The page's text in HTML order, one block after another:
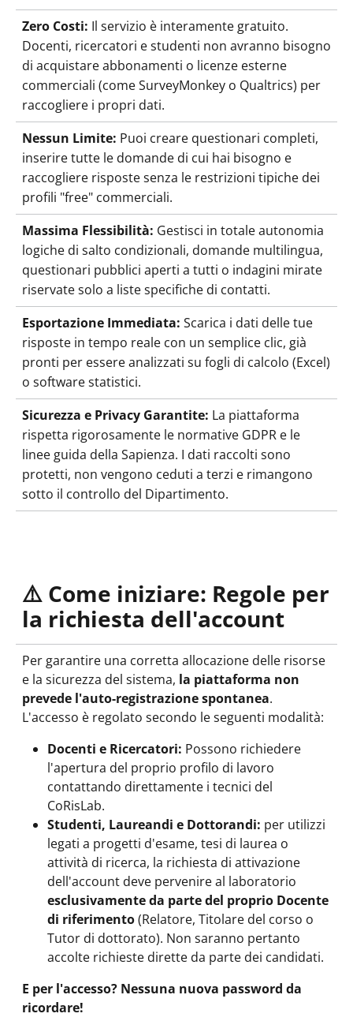
Zero Costi: Il servizio è interamente gratuito.
Docenti, ricercatori e studenti non avranno bisogno
di acquistare abbonamenti o licenze esterne
commerciali (come SurveyMonkey o Qualtrics) per
raccogliere i propri dati.
Nessun Limite: Puoi creare questionari completi,
inserire tutte le domande di cui hai bisogno e
raccogliere risposte senza le restrizioni tipiche dei
profili "free" commerciali.
Massima Flessibilità: Gestisci in totale autonomia
logiche di salto condizionali, domande multilingua,
questionari pubblici aperti a tutti o indagini mirate
riservate solo a liste specifiche di contatti.
Esportazione Immediata: Scarica i dati delle tue
risposte in tempo reale con un semplice clic, già
pronti per essere analizzati su fogli di calcolo (Excel)
o software statistici.
Sicurezza e Privacy Garantite: La piattaforma
rispetta rigorosamente le normative GDPR e le
linee guida della Sapienza. I dati raccolti sono
protetti, non vengono ceduti a terzi e rimangono
sotto il controllo del Dipartimento.
⚠️ Come iniziare: Regole per
la richiesta dell'account
Per garantire una corretta allocazione delle risorse
e la sicurezza del sistema, la piattaforma non
prevede l'auto-registrazione spontanea.
L'accesso è regolato secondo le seguenti modalità:
Docenti e Ricercatori: Possono richiedere
l'apertura del proprio profilo di lavoro
contattando direttamente i tecnici del
CoRisLab.
Studenti, Laureandi e Dottorandi: per utilizzi
legati a progetti d'esame, tesi di laurea o
attività di ricerca, la richiesta di attivazione
dell'account deve pervenire al laboratorio
esclusivamente da parte del proprio Docente
di riferimento(Relatore, Titolare del corso o
Tutor di dottorato). Non saranno pertanto
accolte richieste dirette da parte dei candidati.
E per l'accesso? Nessuna nuova password da
ricordare!